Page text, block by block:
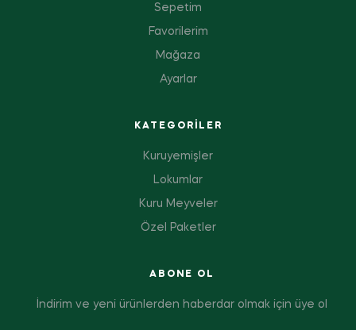
Sepetim
Favorilerim
Mağaza
Ayarlar
KATEGORILER
Kuruyemişler
Lokumlar
Kuru Meyveler
Özel Paketler
ABONE OL
İndirim ve yeni ürünlerden haberdar olmak için üye ol